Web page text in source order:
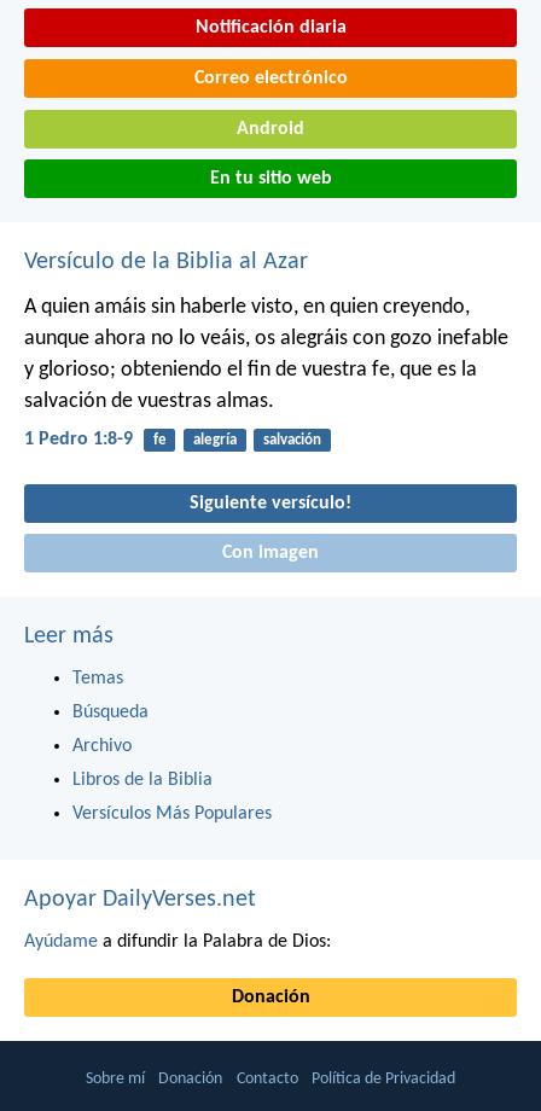
Notificación diaria
Correo electrónico
Android
En tu sitio web
Versículo de la Biblia al Azar
A quien amáis sin haberle visto, en quien creyendo,
aunque ahora no lo veáis, os alegráis con gozo inefable
y glorioso; obteniendo el fin de vuestra fe, que es la
salvación de vuestras almas.
1 Pedro 1:8-9 fe alegría salvación
Siguiente versículo!
Con imagen
Leer más
Temas
Búsqueda
Archivo
Libros de la Biblia
Versículos Más Populares
Apoyar DailyVerses.net
Ayúdame a difundir la Palabra de Dios:
Donación
Sobre mí Donación Contacto Política de Privacidad